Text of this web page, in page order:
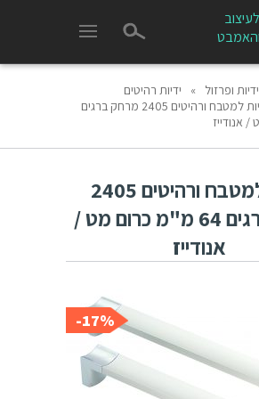
ידיות ופרזול »
ידיות רהיטים
ידיות למטבח ורהיטים 2405 מרחק ברגים
ידיות למטבח ורהיטים 2405
מרחק ברגים 64 מ"מ כרום מט /
אנודייז
17%-